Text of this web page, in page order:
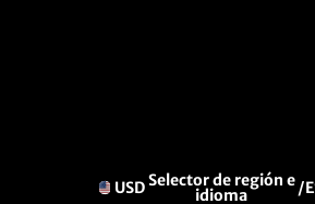
USDSelector de región e
idioma /